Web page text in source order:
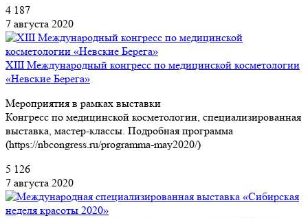
4 187
7 августа 2020
XIII Международный конгресс по медицинской косметологии
«Невские Берега»
Мероприятия в рамках выставки
Конгресс по медицинской косметологии, специализированная
выставка, мастер-классы. Подробная программа
(https://nbcongress.ru/programma-may2020/)
5 126
7 августа 2020